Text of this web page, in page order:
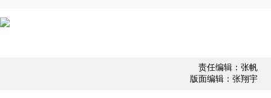
责任编辑：张帆
版面编辑：张翔宇